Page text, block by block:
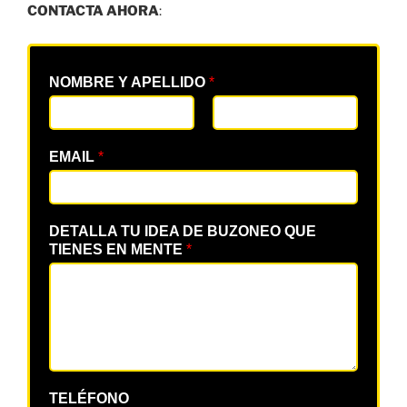
CONTACTA AHORA:
NOMBRE Y APELLIDO *
EMAIL *
DETALLA TU IDEA DE BUZONEO QUE
TIENES EN MENTE *
TELÉFONO